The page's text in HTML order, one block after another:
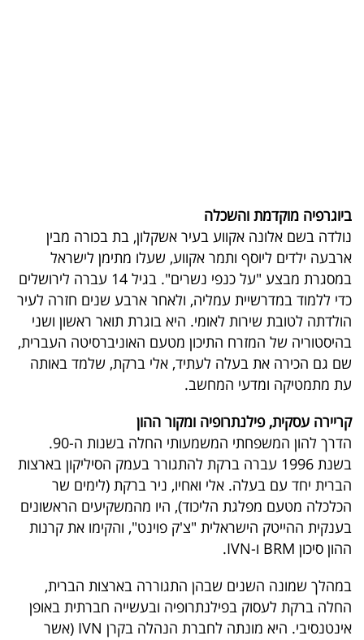
פודקאסט
40
UNDER
40
שיתופי
פעולה
דרושים
ניוזלטרים
אדום
ביוגרפיה מוקדמת והשכלה
נולדה בשם אלונה אקווע בעיר אשקלון, בת בכורה מבין
ארבעה ילדים ליוסף ותמר אקווע, שעלו מתימן לישראל
במסגרת מבצע "על כנפי נשרים". בגיל 14 עברה לירושלים
כדי ללמוד במדרשיית עמליה, ולאחר ארבע שנים חזרה לעיר
הולדתה לטובת שירות לאומי. היא בוגרת תואר ראשון ושני
בהיסטוריה של המזרח התיכון מטעם האוניברסיטה העברית,
שם גם הכירה את בעלה לעתיד, אלי ברקת, שלמד באותה
עת מתמטיקה ומדעי המחשב.
קריירה עסקית, פילנתרופיה ומקור ההון
הדרך להון המשפחתי המשמעותי החלה בשנות ה-90.
בשנת 1996 עברה ברקת להתגורר בעמק הסיליקון בארצות
הברית יחד עם בעלה. אלי ואחיו, ניר ברקת (לימים שר
הכלכלה מטעם מפלגת הליכוד), היו מהמשקיעים הראשונים
בענקית ההייטק הישראלית "צ'ק פוינט", והקימו את קרנות
ההון סיכון BRM ו-IVN.
במהלך שמונה השנים שבהן התגוררה בארצות הברית,
החלה ברקת לעסוק בפילנתרופיה ובעשייה חברתית באופן
אינטנסיבי. היא מונתה לחברת הנהלה בקרן IVN (אשר